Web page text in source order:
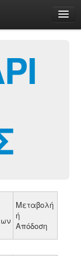
Μεταβολή
ή
Απόδοση